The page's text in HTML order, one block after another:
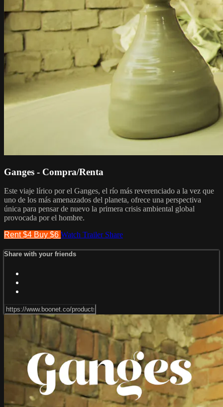
Ganges - Compra/Renta
Este viaje lírico por el Ganges, el río más reverenciado a la vez que
uno de los más amenazados del planeta, ofrece una perspectiva
única para pensar de nuevo la primera crisis ambiental global
provocada por el hombre.
Rent $4 Buy $6 Watch Trailer Share
Share with your friends